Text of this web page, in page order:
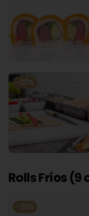
-20%
Rolls Fríos (9
-20%